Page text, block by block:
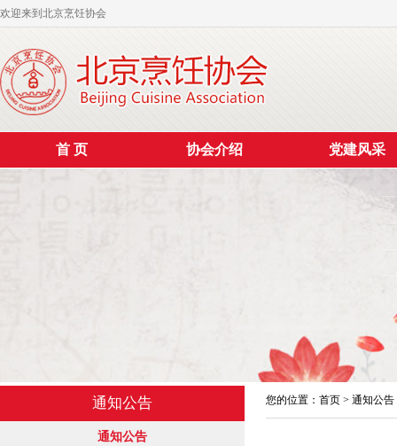
欢迎来到北京烹饪协会
首 页 协会介绍 党建风采
通知公告
通知公告
您的位置： 首页 > 通知公告